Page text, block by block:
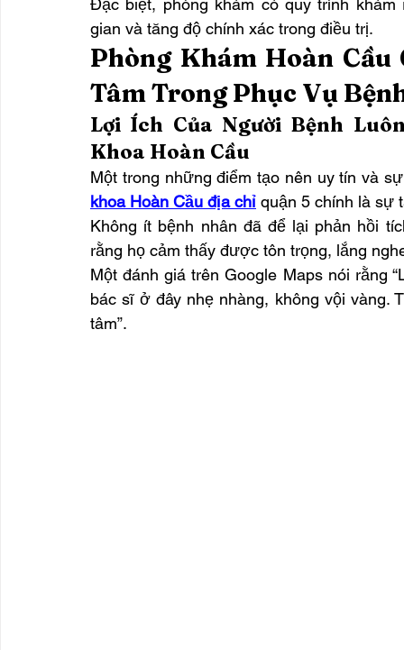
Đặc biệt, phòng khám có quy trình
gian và tăng độ chính xác trong điều trị.
Phòng Khám Hoàn Cầu
Tâm Trong Phục Vụ
Lợi Ích Của Người Bệnh
Khoa Hoàn Cầu
Một trong những điểm tạo nên uy tín và
khoa Hoàn Cầu địa chỉ quận 5 chính là sự
Không ít bệnh nhân đã để lại phản hồi
rằng họ cảm thấy được tôn trọng, lắng
Một đánh giá trên Google Maps nói rằng
bác sĩ ở đây nhẹ nhàng, không vội
tâm”.